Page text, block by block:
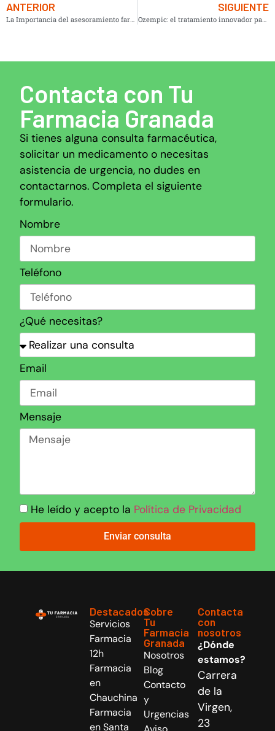
ANTERIOR
La Importancia del asesoramiento farmacéutico en Granada: Tu Farmacia de Confianza
SIGUIENTE
Ozempic: el tratamiento innovador para la diabetes tipo 2 y pérdida de peso
Contacta con Tu
Farmacia Granada
Si tienes alguna consulta farmacéutica,
solicitar un medicamento o necesitas
asistencia de urgencia, no dudes en
contactarnos. Completa el siguiente
formulario.
Nombre
Teléfono
¿Qué necesitas?
Email
Mensaje
He leído y acepto la Política de Privacidad
Enviar consulta
Destacados
Servicios
Farmacia
12h
Farmacia
en
Chauchina
Farmacia
en Santa
Sobre
Tu
Farmacia
Granada
Nosotros
Blog
Contacto
y
Urgencias
Contacta
con
nosotros
¿Dónde
estamos?
Carrera
de la
Virgen,
23